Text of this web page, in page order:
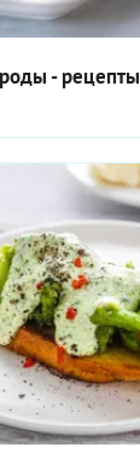
- рецепты